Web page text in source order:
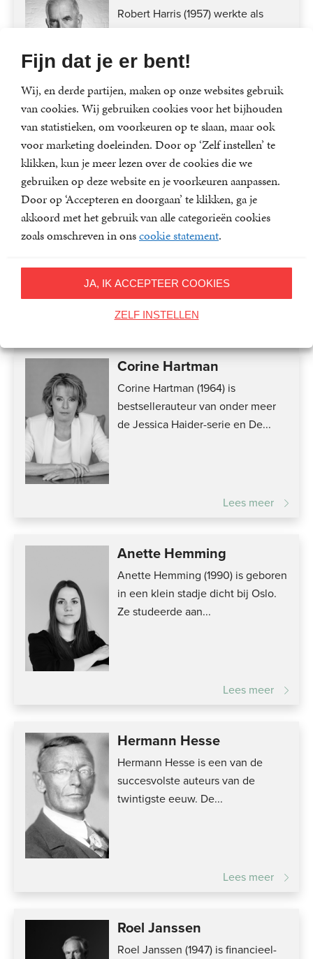
Fijn dat je er bent!
Wij, en derde partijen, maken op onze websites gebruik
van cookies. Wij gebruiken cookies voor het bijhouden
van statistieken, om voorkeuren op te slaan, maar ook
voor marketing doeleinden. Door op ‘Zelf instellen’ te
klikken, kun je meer lezen over de cookies die we
gebruiken op deze website en je voorkeuren aanpassen.
Door op ‘Accepteren en doorgaan’ te klikken, ga je
akkoord met het gebruik van alle categorieën cookies
zoals omschreven in onscookie statement.
JA, IK ACCEPTEER COOKIES
ZELF INSTELLEN
Robert Harris (1957) werkte als
Observer, The...
Lees meer
Ross & Hartman
Tomas Ross (1944) heeft ruim
veertig thrillers op zijn naam staan
en won driemaal de...
Corine Hartman
Corine Hartman (1964) is
bestsellerauteur van onder meer
de Jessica Haider-serie en De...
Lees meer
Anette Hemming
Anette Hemming (1990) is geboren
in een klein stadje dicht bij Oslo.
Ze studeerde aan...
Lees meer
Hermann Hesse
Hermann Hesse is een van de
succesvolste auteurs van de
twintigste eeuw. De...
Lees meer
Roel Janssen
Roel Janssen (1947) is financieel-